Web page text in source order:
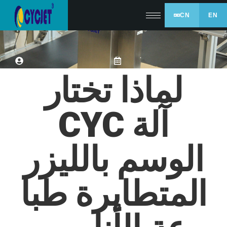
CN EN
لماذا تختار
CYC آلة
الوسم بالليزر
المتطايرة طبا